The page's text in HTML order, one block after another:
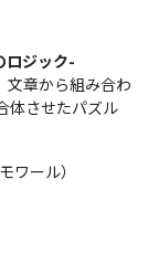
ロジック-
文章から組み合わ
体させたパズル
ール）